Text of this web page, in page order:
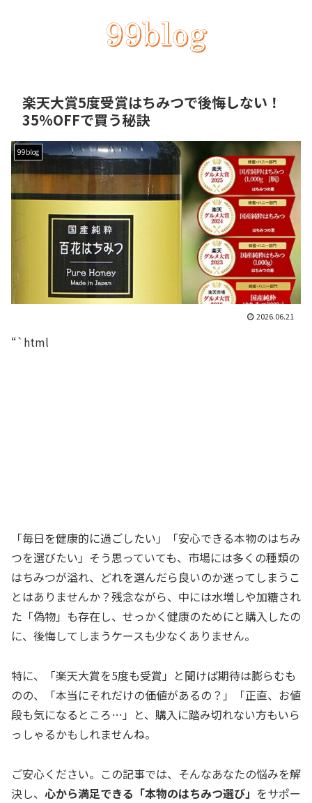
楽天大賞5度受賞はちみつで後悔しない！
35%OFFで買う秘訣
99blog
2026.06.21
“`html
「毎日を健康的に過ごしたい」「安心できる本物のはちみ
つを選びたい」そう思っていても、市場には多くの種類の
はちみつが溢れ、どれを選んだら良いのか迷ってしまうこ
とはありませんか？残念ながら、中には水増しや加糖され
た「偽物」も存在し、せっかく健康のためにと購入したの
に、後悔してしまうケースも少なくありません。
特に、「楽天大賞を5度も受賞」と聞けば期待は膨らむも
のの、「本当にそれだけの価値があるの？」「正直、お値
段も気になるところ…」と、購入に踏み切れない方もいら
っしゃるかもしれませんね。
ご安心ください。この記事では、そんなあなたの悩みを解
決し、 心から満足できる「本物のはちみつ選び」 をサポー